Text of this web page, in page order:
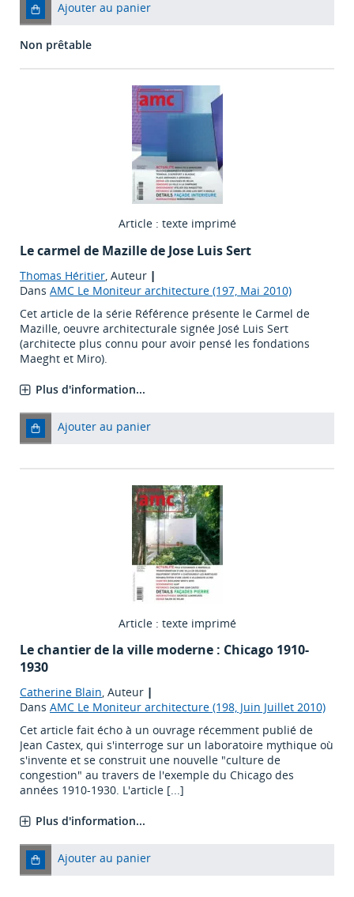
Ajouter au panier
Non prêtable
Article : texte imprimé
Le carmel de Mazille de Jose Luis Sert
Thomas Héritier, Auteur |
Dans AMC Le Moniteur architecture (197, Mai 2010)
Cet article de la série Référence présente le Carmel de
Mazille, oeuvre architecturale signée José Luis Sert
(architecte plus connu pour avoir pensé les fondations
Maeght et Miro).
Plus d'information...
Ajouter au panier
Article : texte imprimé
Le chantier de la ville moderne : Chicago 1910-
1930
Catherine Blain, Auteur |
Dans AMC Le Moniteur architecture (198, Juin Juillet 2010)
Cet article fait écho à un ouvrage récemment publié de
Jean Castex, qui s'interroge sur un laboratoire mythique où
s'invente et se construit une nouvelle "culture de
congestion" au travers de l'exemple du Chicago des
années 1910-1930. L'article [...]
Plus d'information...
Ajouter au panier